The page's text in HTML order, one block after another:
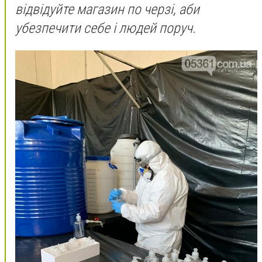
відвідуйте магазин по черзі, аби
убезпечити себе і людей поруч.